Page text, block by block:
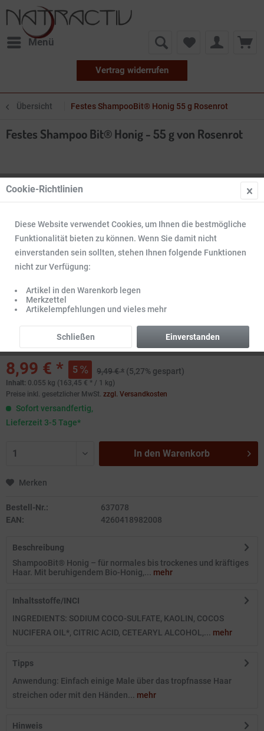
Menü
Vertrag widerrufen
Übersicht Festes ShampooBit® Honig 55 g Rosenrot
Festes Shampoo Bit® Honig - 55 g von Rosenrot
8,99 € * 5 9,49 € * (5,27% gespart)
Inhalt: 0.055 kg (163,45 € * / 1 kg)
Preise inkl. gesetzlicher MwSt. zzgl. Versandkosten
Sofort versandfertig,
Lieferzeit 3-5 Tage*
In den Warenkorb
Merken
Bestell-Nr.:
637078
EAN:
4260418982008
Beschreibung
ShampooBit® Honig – für normales bis trockenes und kräftiges
Haar. Mit beruhigendem Bio-Honig,... mehr
Inhaltsstoffe/INCI
INGREDIENTS: SODIUM COCO-SULFATE, KAOLIN, COCOS
NUCIFERA OIL*, CITRIC ACID, CETEARYL ALCOHOL,... mehr
Tipps
Anwendung: Einfach einige Male über das tropfnasse Haar
streichen oder mit den Händen... mehr
Hinweis
Cookie-Richtlinien
Diese Website verwendet Cookies, um Ihnen die bestmögliche
Funktionalität bieten zu können. Wenn Sie damit nicht
einverstanden sein sollten, stehen Ihnen folgende Funktionen
nicht zur Verfügung:
Artikel in den Warenkorb legen
Merkzettel
Artikelempfehlungen und vieles mehr
Einverstanden
Schließen